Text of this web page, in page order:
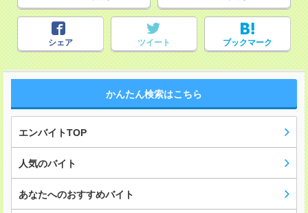
シェア ツイート ブックマーク
かんたん検索はこちら
エンバイトTOP
人気のバイト
あなたへのおすすめバイト